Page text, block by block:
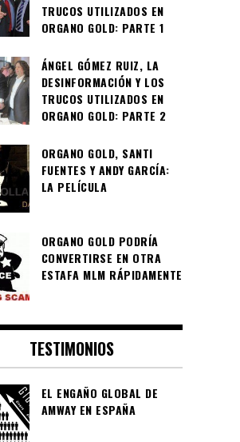
TRUCOS UTILIZADOS EN
ORGANO GOLD: PARTE 1
ÁNGEL GÓMEZ RUIZ, LA
DESINFORMACIÓN Y LOS
TRUCOS UTILIZADOS EN
ORGANO GOLD: PARTE 2
ORGANO GOLD, SANTI
FUENTES Y ANDY GARCÍA:
LA PELÍCULA
ORGANO GOLD PODRÍA
CONVERTIRSE EN OTRA
ESTAFA MLM RÁPIDAMENTE
TESTIMONIOS
EL ENGAÑO GLOBAL DE
AMWAY EN ESPAÑA